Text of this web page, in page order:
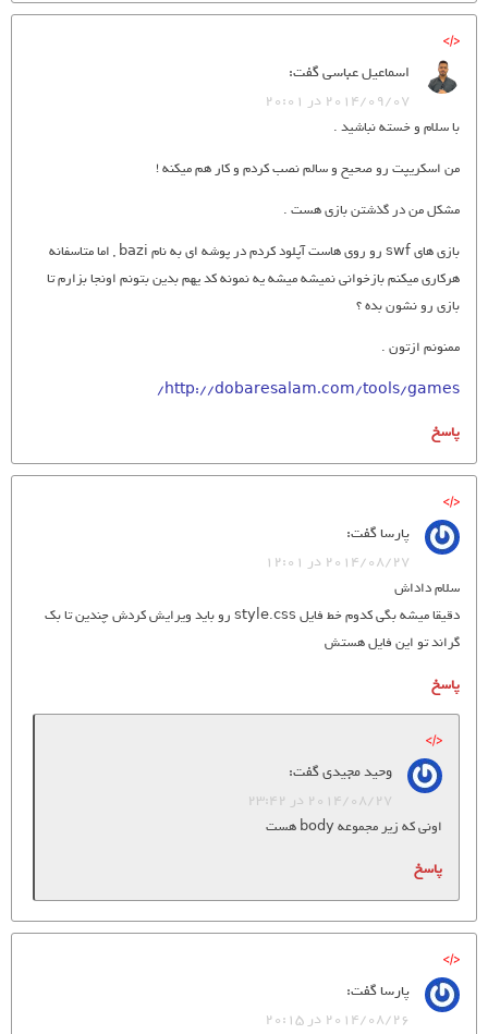
اسماعیل عباسیگفت:
2014/09/07 در 20:01
با سلام و خسته نباشید .
من اسکریپت رو صحیح و سالم نصب کردم و کار هم میکنه !
مشکل من در گذشتن بازی هست .
بازی های swf رو روی هاست آپلود کردم در پوشه ای به نام bazi , اما متاسفانه
هرکاری میکنم بازخوانی نمیشه میشه یه نمونه کد یهم بدین بتونم اونجا بزارم تا
بازی رو نشون بده ؟
ممنونم ازتون .
http://dobaresalam.com/tools/games/
پاسخ
پارساگفت:
2014/08/27 در 12:01
سلام داداش
دقیقا میشه بگی کدوم خط فایل style.css رو باید ویرایش کردش چندین تا بک
گراند تو این فایل هستش
پاسخ
وحید مجیدیگفت:
2014/08/27 در 23:42
اونی که زیر مجموعه body هست
پاسخ
پارساگفت:
2014/08/26 در 20:15